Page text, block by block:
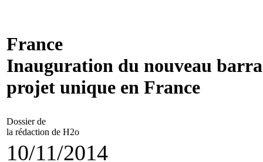
France
Inauguration du nouveau
projet unique en France
Dossier de
la rédaction de H2o
10/11/2014